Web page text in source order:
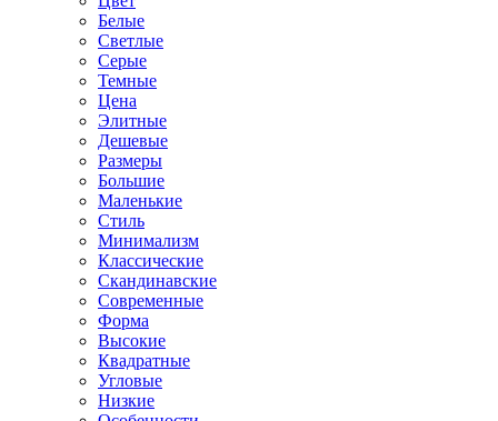
Белые
Светлые
Серые
Темные
Цена
Элитные
Дешевые
Размеры
Большие
Маленькие
Стиль
Минимализм
Классические
Скандинавские
Современные
Форма
Высокие
Квадратные
Угловые
Низкие